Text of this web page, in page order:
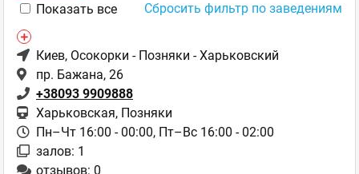
Показать все Сбросить фильтр по заведениям
Киев, Осокорки - Позняки - Харьковский
пр. Бажана, 26
+38093 9909888
Харьковская, Позняки
Пн–Чт 16:00 - 00:00, Пт–Вс 16:00 - 02:00
залов: 1
отзывов: 0